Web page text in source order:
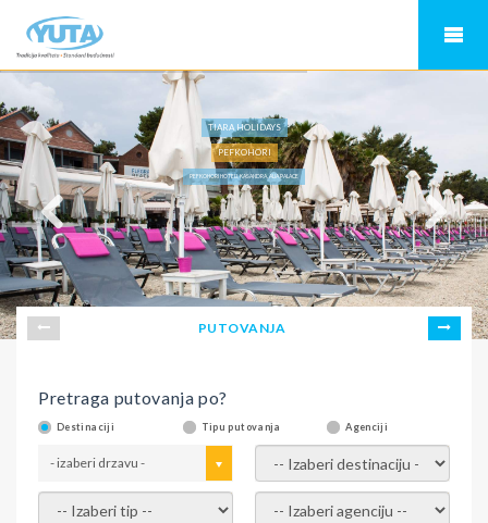
TIARA HOLIDAYS
PEFKOHORI
PEFKOHORI HOTELI, KASANDRA, ALIA PALACE
PUTOVANJA
Pretraga putovanja po?
Destinaciji Tipu putovanja Agenciji
- izaberi drzavu - - izaberi destinaciju -
- izaberi tip - - izaberi agenciju -